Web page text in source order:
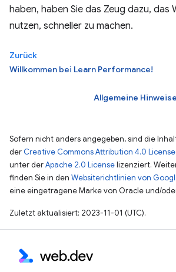
haben, haben Sie das Zeug dazu, das
nutzen, schneller zu machen.
Zurück
Willkommen bei Learn Performance!
Allgemeine
Sofern nicht anders angegeben, sind die
der Creative Commons Attribution 4.0 License
unter derApache 2.0 Licenselizenziert.
finden Sie in den Websiterichtlinien von
eine eingetragene Marke von Oracle und/
Zuletzt aktualisiert: 2023-11-01 (UTC).